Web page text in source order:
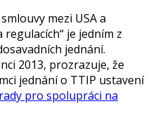
mezi USA a
je jedním z
jednání.
2013, prozrazuje, že
jednání o TTIP ustavení
pro spolupráci na